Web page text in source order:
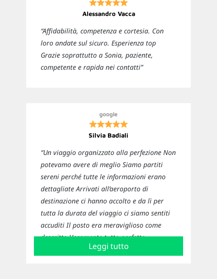
Alessandro Vacca
“Affidabilità, competenza e cortesia. Con
loro andate sul sicuro. Esperienza top
Grazie soprattutto a Sonia, paziente,
competente e rapida nei contatti”
google
Silvia Badiali
“Un viaggio organizzato alla perfezione Non
potevamo avere di meglio Siamo partiti
sereni perché tutte le informazioni erano
dettagliate Arrivati all’aeroporto di
destinazione ci hanno accolto e da lì per
tutta la durata del viaggio ci siamo sentiti
accuditi Il posto era meraviglioso come
descritto Veramente tutto perfetto
Sicuramente ci affideremo nuovamente a
Leggi tutto